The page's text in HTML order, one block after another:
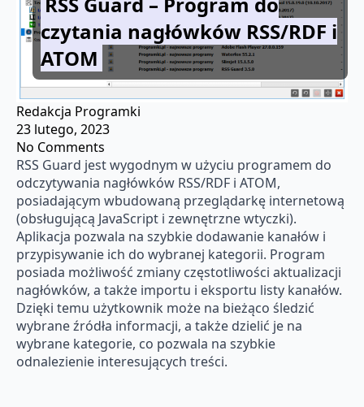
czytania nagłówków RSS/RDF i
ATOM
Redakcja Programki
23 lutego, 2023
No Comments
RSS Guard jest wygodnym w użyciu programem do
odczytywania nagłówków RSS/RDF i ATOM,
posiadającym wbudowaną przeglądarkę internetową
(obsługującą JavaScript i zewnętrzne wtyczki).
Aplikacja pozwala na szybkie dodawanie kanałów i
przypisywanie ich do wybranej kategorii. Program
posiada możliwość zmiany częstotliwości aktualizacji
nagłówków, a także importu i eksportu listy kanałów.
Dzięki temu użytkownik może na bieżąco śledzić
wybrane źródła informacji, a także dzielić je na
wybrane kategorie, co pozwala na szybkie
odnalezienie interesujących treści.